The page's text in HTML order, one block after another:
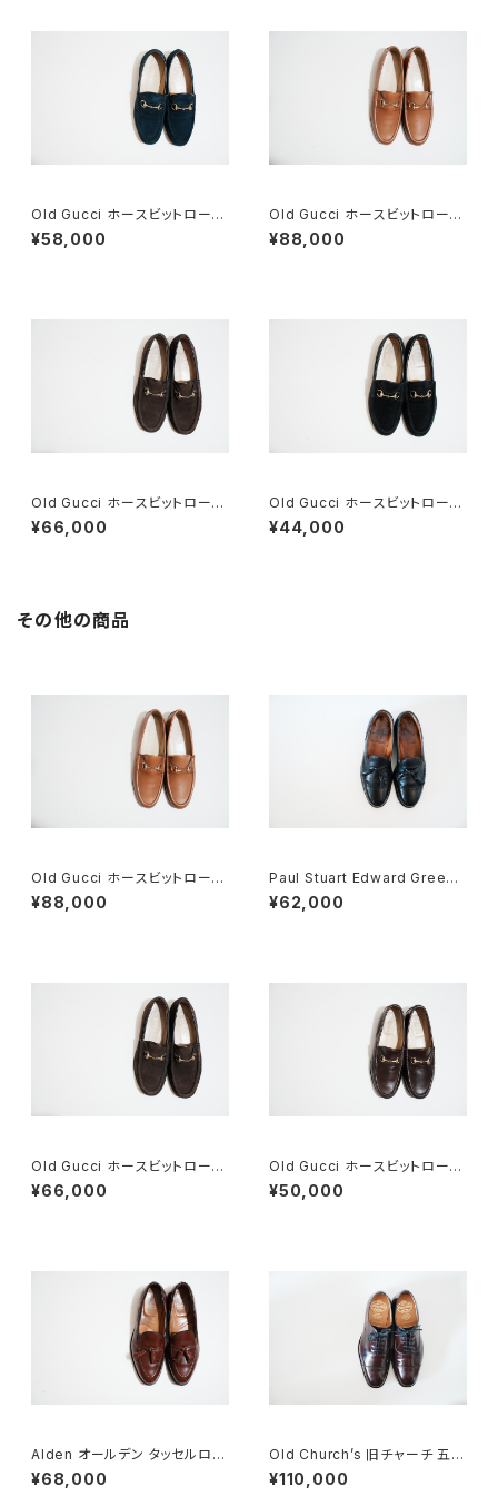
Old Gucci ホースビットローフ
ァー 36C Navy Suede
¥58,000
Old Gucci ホースビットローフ
ァー 38.5C tan ほぼDeadsto
ck
¥88,000
Old Gucci ホースビットローフ
ァー 35C スエードDB
¥66,000
Old Gucci ホースビットローフ
ァー 37C BK Suede
¥44,000
その他の商品
Old Gucci ホースビットローフ
ァー 38.5C tan ほぼDeadsto
ck
¥88,000
Paul Stuart Edward Green
製 タッセルブローグ 7D
¥62,000
Old Gucci ホースビットローフ
ァー 35C スエードDB
¥66,000
Old Gucci ホースビットローフ
ァー 35.5C DB
¥50,000
Alden オールデン タッセルロー
ファー #560 8 D
¥68,000
Old Church’s 旧チャーチ 五都
市 Consul 60G
¥110,000